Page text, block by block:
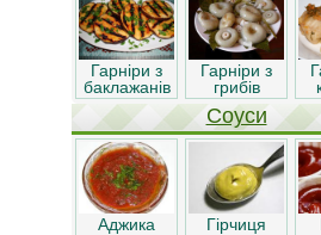
Гарніри з
баклажанів
Гарніри з
грибів
Соуси
Аджика Гірчиця